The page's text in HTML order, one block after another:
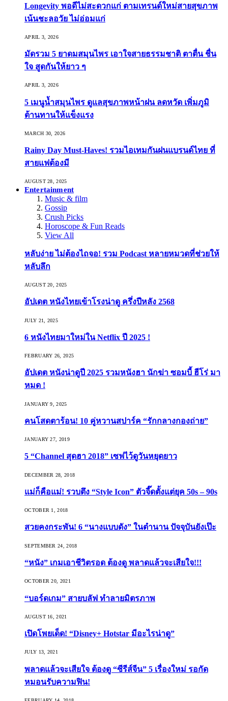
Longevity พอดีไม่สะดวกแก่ ตามเทรนด์ใหม่สายสุขภาพ
เน้นชะลอวัย ไม่อ่อมแก่
APRIL 3, 2026
มัดรวม 5 ยาดมสมุนไพร เอาใจสายธรรมชาติ ตาตื่น ชื่น
ใจ สูดกันให้ยาว ๆ
APRIL 3, 2026
5 เมนูน้ำสมุนไพร ดูแลสุขภาพหน้าฝน ลดหวัด เพิ่มภูมิ
ต้านทานให้แข็งแรง
MARCH 30, 2026
Rainy Day Must-Haves! รวมไอเทมกันฝนแบรนด์ไทย ที่
สายแฟต้องมี
AUGUST 28, 2025
Entertainment
Music & film
Gossip
Crush Picks
Horoscope & Fun Reads
View All
หลับง่าย ไม่ต้องไถจอ! รวม Podcast หลายหมวดที่ช่วยให้
หลับลึก
AUGUST 20, 2025
อัปเดต หนังไทยเข้าโรงน่าดู ครึ่งปีหลัง 2568
JULY 21, 2025
6 หนังไทยมาใหม่ใน Netflix ปี 2025 !
FEBRUARY 26, 2025
อัปเดต หนังน่าดูปี 2025 รวมหนังฮา นักฆ่า ซอมบี้ ฮีโร่ มา
หมด !
JANUARY 9, 2025
คนโสดตาร้อน! 10 คู่หวานสปาร์ค “รักกลางกองถ่าย”
JANUARY 27, 2019
5 “Channel สุดฮา 2018” เซฟไว้ดูวันหยุดยาว
DECEMBER 28, 2018
แม่ก็คือแม่! รวบตึง “Style Icon” ตัวจี๊ดตั้งแต่ยุค 50s – 90s
OCTOBER 1, 2018
สวยคงกระพัน! 6 “นางแบบดัง” ในตำนาน ปัจจุบันยังเป๊ะ
SEPTEMBER 24, 2018
“หนัง” เกมเอาชีวิตรอด ต้องดู พลาดแล้วจะเสียใจ!!!
OCTOBER 20, 2021
“บอร์ดเกม” สายบลัฟ ทำลายมิตรภาพ
AUGUST 16, 2021
เปิดโพยเด็ด! “Disney+ Hotstar มีอะไรน่าดู”
JULY 13, 2021
พลาดแล้วจะเสียใจ ต้องดู “ซีรีส์จีน” 5 เรื่องใหม่ รอกัด
หมอนรับความฟิน!